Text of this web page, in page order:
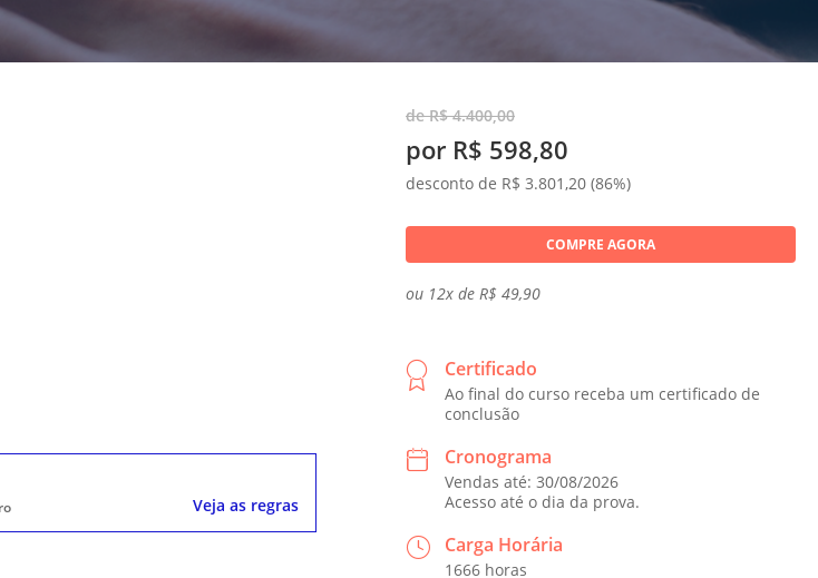
Veja as regras
de R$ 4.400,00
por R$ 598,80
desconto de R$ 3.801,20 (86%)
COMPRE AGORA
ou 12x de R$ 49,90
Certificado
Ao final do curso receba um certificado de
conclusão
Cronograma
Vendas até: 30/08/2026
Acesso até o dia da prova.
Carga Horária
1666 horas